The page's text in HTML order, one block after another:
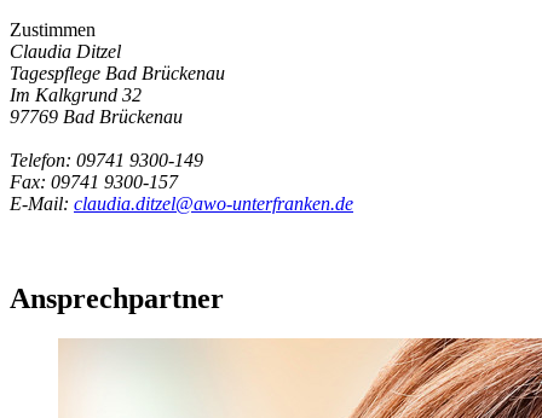
Zustimmen
Claudia Ditzel
Tagespflege Bad Brückenau
Im Kalkgrund 32
97769 Bad Brückenau
Telefon: 09741 9300-149
Fax: 09741 9300-157
E-Mail: claudia.ditzel@awo-unterfranken.de
Ansprechpartner